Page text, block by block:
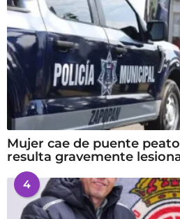
Mujer cae de puente
resulta gravemente
4